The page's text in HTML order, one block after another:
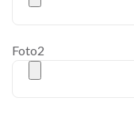
Foto2